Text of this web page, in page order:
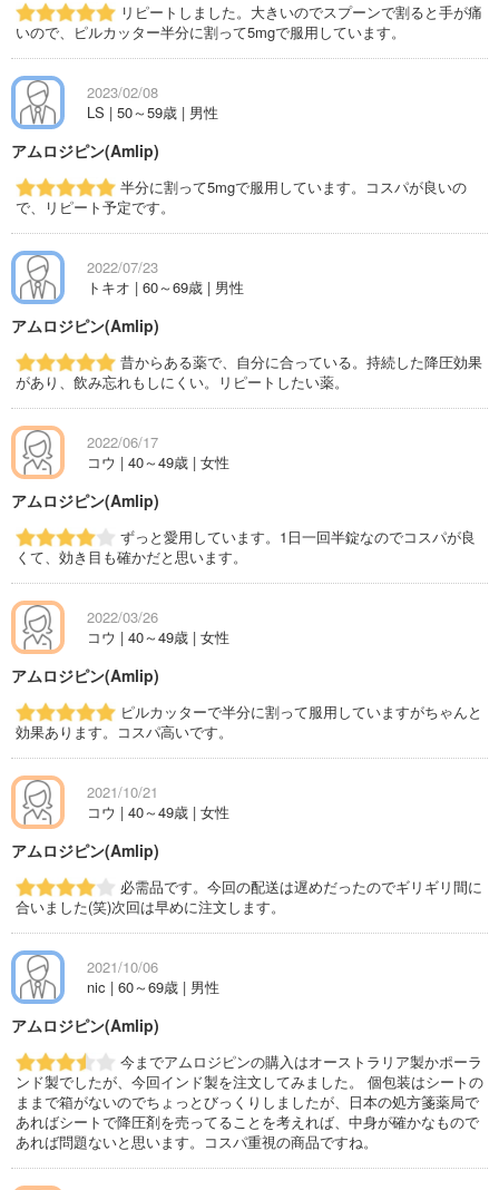
リピートしました。大きいのでスプーンで割ると手が痛
いので、ピルカッター半分に割って5mgで服用しています。
2023/02/08
LS | 50～59歳 | 男性
アムロジピン(Amlip)
半分に割って5mgで服用しています。コスパが良いの
で、リピート予定です。
2022/07/23
トキオ | 60～69歳 | 男性
アムロジピン(Amlip)
昔からある薬で、自分に合っている。持続した降圧効果
があり、飲み忘れもしにくい。リピートしたい薬。
2022/06/17
コウ | 40～49歳 | 女性
アムロジピン(Amlip)
ずっと愛用しています。1日一回半錠なのでコスパが良
くて、効き目も確かだと思います。
2022/03/26
コウ | 40～49歳 | 女性
アムロジピン(Amlip)
ピルカッターで半分に割って服用していますがちゃんと
効果あります。コスパ高いです。
2021/10/21
コウ | 40～49歳 | 女性
アムロジピン(Amlip)
必需品です。今回の配送は遅めだったのでギリギリ間に
合いました(笑)次回は早めに注文します。
2021/10/06
nic | 60～69歳 | 男性
アムロジピン(Amlip)
今までアムロジピンの購入はオーストラリア製かポーラ
ンド製でしたが、今回インド製を注文してみました。 個包装はシートの
ままで箱がないのでちょっとびっくりしましたが、日本の処方箋薬局で
あればシートで降圧剤を売ってることを考えれば、中身が確かなもので
あれば問題ないと思います。コスパ重視の商品ですね。